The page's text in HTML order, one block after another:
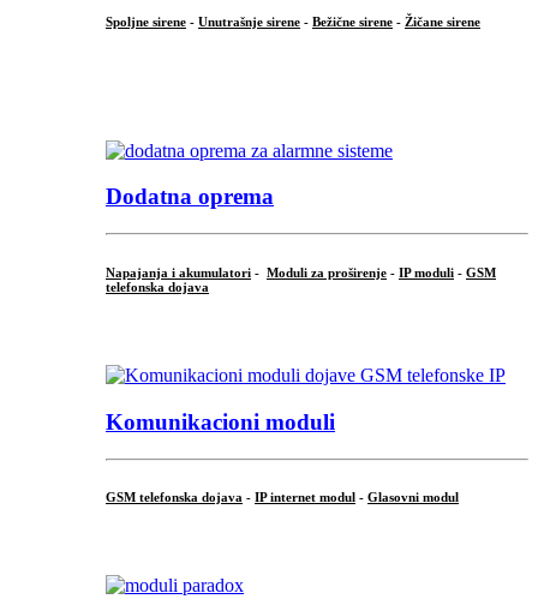
Spoljne sirene - Unutrašnje sirene - Bežične sirene - Žičane sirene
Dodatna oprema
Napajanja i akumulatori - Moduli za proširenje - IP moduli - GSM
telefonska dojava
Komunikacioni moduli
GSM telefonska dojava - IP internet modul - Glasovni modul